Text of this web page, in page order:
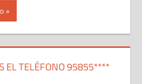
EL TELÉFONO 95855****